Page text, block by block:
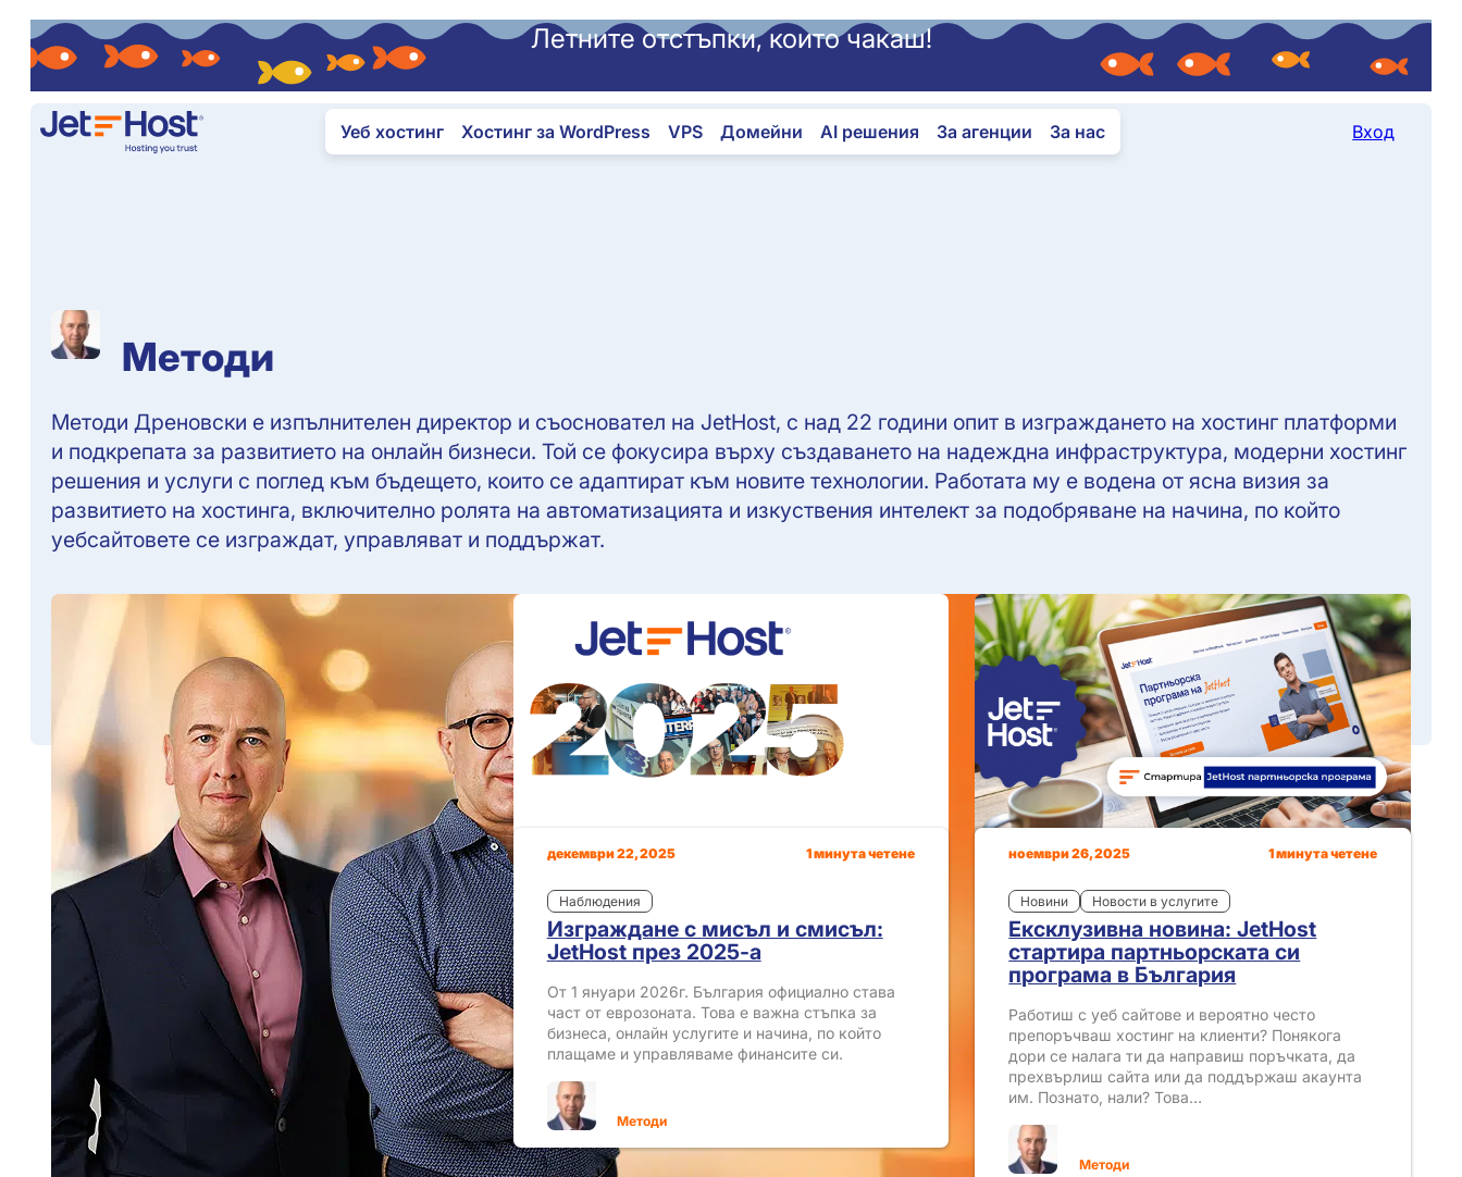
Уеб хостинг Хостинг за WordPress VPS Домейни AI решения За агенции За нас Вход
Летните отстъпки, които чакаш!
Методи
Методи Дреновски е изпълнителен директор и съосновател на JetHost, с над 22 години опит в изграждането на хостинг платформи
и подкрепата за развитието на онлайн бизнеси. Той се фокусира върху създаването на надеждна инфраструктура, модерни хостинг
решения и услуги с поглед към бъдещето, които се адаптират към новите технологии. Работата му е водена от ясна визия за
развитието на хостинга, включително ролята на автоматизацията и изкуствения интелект за подобряване на начина, по който
уебсайтовете се изграждат, управляват и поддържат.
декември 22, 2025 1 минута четене
Наблюдения
Изграждане с мисъл и смисъл:
JetHost през 2025-а
От 1 януари 2026г. България официално става
част от еврозоната. Това е важна стъпка за
бизнеса, онлайн услугите и начина, по който
плащаме и управляваме финансите си.
Методи
ноември 26, 2025 1 минута четене
Новини Новости в услугите
Ексклузивна новина: JetHost
стартира партньорската си
програма в България
Работиш с уеб сайтове и вероятно често
препоръчваш хостинг на клиенти? Понякога
дори се налага ти да направиш поръчката, да
прехвърлиш сайта или да поддържаш акаунта
им. Познато, нали? Това…
Методи